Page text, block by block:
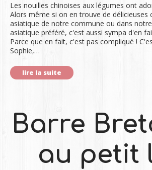
Les nouilles chinoises aux légumes ont
Alors même si on en trouve de délicieuses
asiatique de notre commune ou dans
asiatique préféré, c'est aussi sympa d'en
Parce que en fait, c'est pas compliqué !
Sophie,…
lire la suite
Barre
au petit